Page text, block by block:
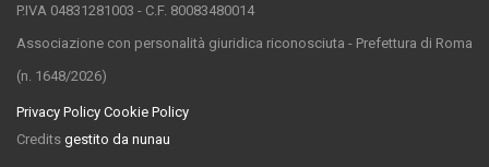
P.IVA 04831281003 - C.F. 80083480014
Associazione con personalità giuridica riconosciuta - Prefettura di Roma
(n. 1648/2026)
Privacy Policy Cookie Policy
Credits gestito da nunau